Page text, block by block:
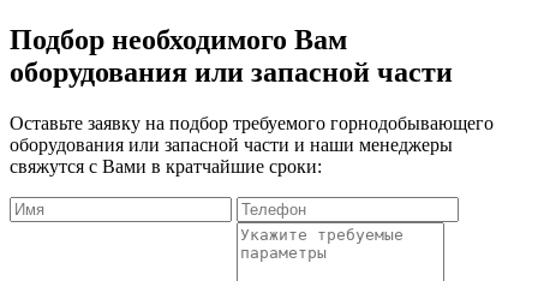
Подбор необходимого Вам
оборудования или запасной части
Оставьте заявку на подбор требуемого горнодобывающего
оборудования или запасной части и наши менеджеры
свяжутся с Вами в кратчайшие сроки: